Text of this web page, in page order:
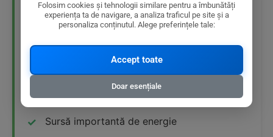
👍 Avantaje Nutriționale
Bogate în vitamine și minerale
Sursă importantă de energie
Folosim cookies și tehnologii similare pentru a îmbunătăți
experiența ta de navigare, a analiza traficul pe site și a
personaliza conținutul. Alege preferințele tale:
Accept toate
Doar esențiale